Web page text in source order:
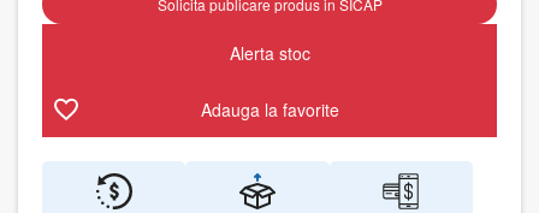
Alerta stoc
Adauga la favorite